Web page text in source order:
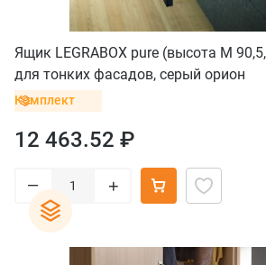
Ящик LEGRABOX pure (высота M
для тонких фасадов, серый орион
Комплект
12 463.52 ₽
– +